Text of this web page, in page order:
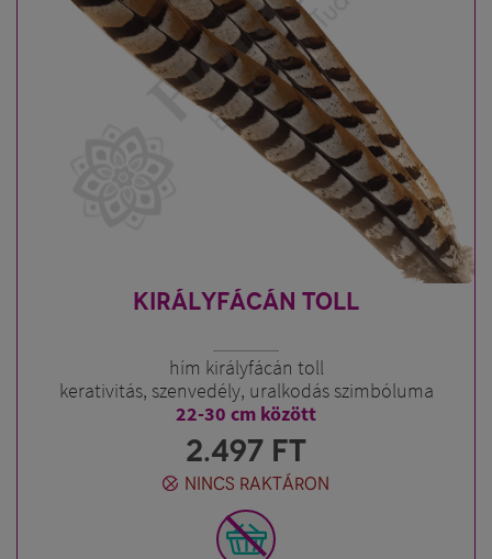
KIRÁLYFÁCÁN TOLL
hím királyfácán toll
kerativitás, szenvedély, uralkodás szimbóluma
22-30 cm között
2.497 FT
NINCS RAKTÁRON